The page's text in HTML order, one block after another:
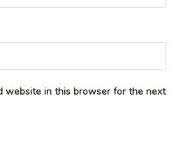
website in this browser for the next